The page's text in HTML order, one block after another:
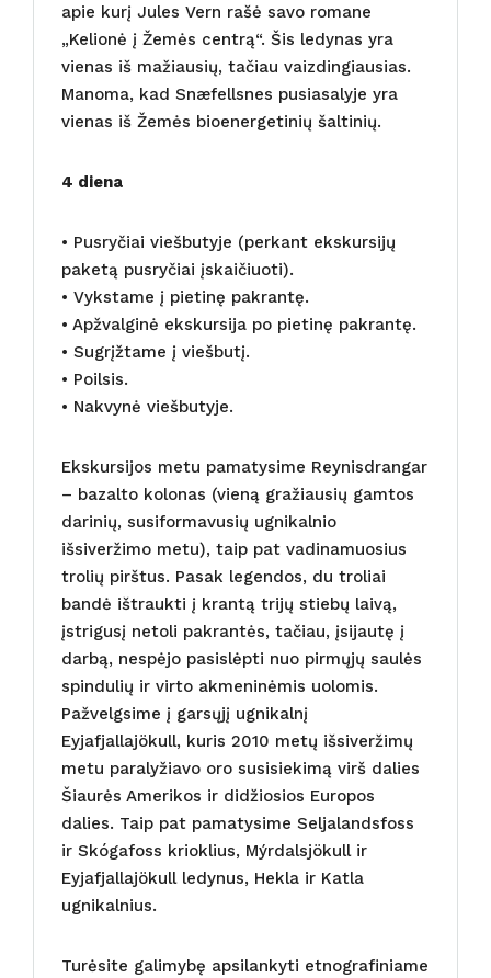
apie kurį Jules Vern rašė savo romane
„Kelionė į Žemės centrą“. Šis ledynas yra
vienas iš mažiausių, tačiau vaizdingiausias.
Manoma, kad Snæfellsnes pusiasalyje yra
vienas iš Žemės bioenergetinių šaltinių.
4 diena
• Pusryčiai viešbutyje (perkant ekskursijų
paketą pusryčiai įskaičiuoti).
• Vykstame į pietinę pakrantę.
• Apžvalginė ekskursija po pietinę pakrantę.
• Sugrįžtame į viešbutį.
• Poilsis.
• Nakvynė viešbutyje.
Ekskursijos metu pamatysime Reynisdrangar
– bazalto kolonas (vieną gražiausių gamtos
darinių, susiformavusių ugnikalnio
išsiveržimo metu), taip pat vadinamuosius
trolių pirštus. Pasak legendos, du troliai
bandė ištraukti į krantą trijų stiebų laivą,
įstrigusį netoli pakrantės, tačiau, įsijautę į
darbą, nespėjo pasislėpti nuo pirmųjų saulės
spindulių ir virto akmeninėmis uolomis.
Pažvelgsime į garsųjį ugnikalnį
Eyjafjallajökull, kuris 2010 metų išsiveržimų
metu paralyžiavo oro susisiekimą virš dalies
Šiaurės Amerikos ir didžiosios Europos
dalies. Taip pat pamatysime Seljalandsfoss
ir Skógafoss krioklius, Mýrdalsjökull ir
Eyjafjallajökull ledynus, Hekla ir Katla
ugnikalnius.
Turėsite galimybę apsilankyti etnografiniame